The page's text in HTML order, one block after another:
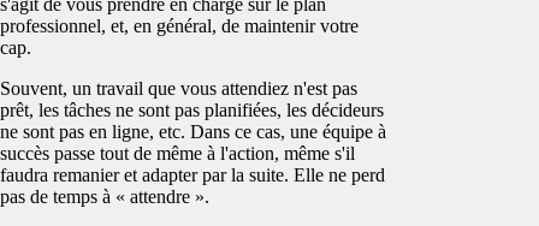
s'agit de vous prendre en charge sur le plan
professionnel, et, en général, de maintenir votre
cap.
Souvent, un travail que vous attendiez n'est pas
prêt, les tâches ne sont pas planifiées, les décideurs
ne sont pas en ligne, etc. Dans ce cas, une équipe à
succès passe tout de même à l'action, même s'il
faudra remanier et adapter par la suite. Elle ne perd
pas de temps à « attendre ».